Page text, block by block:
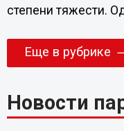
степени тяжести.
Еще в рубрике
Новости